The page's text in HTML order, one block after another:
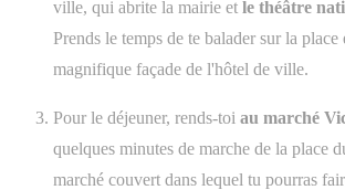
ville, qui abrite la mairie et le théâtre
Prends le temps de te balader sur la place
magnifique façade de l'hôtel de ville.
Pour le déjeuner, rends-toi au marché
quelques minutes de marche de la place
marché couvert dans lequel tu pourras